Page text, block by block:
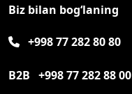
Biz bilan bog‘laning
+998 77 282 80 80
B2B +998 77 282 88 00